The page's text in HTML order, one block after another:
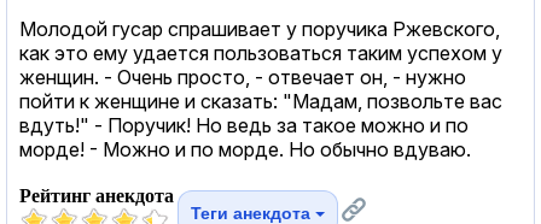
Молодой гусар спрашивает у поручика Ржевского,
как это ему удается пользоваться таким успехом у
женщин. - Очень просто, - отвечает он, - нужно
пойти к женщине и сказать: "Мадам, позвольте вас
вдуть!" - Поручик! Но ведь за такое можно и по
морде! - Можно и по морде. Но обычно вдуваю.
Рейтинг анекдота
Теги анекдота